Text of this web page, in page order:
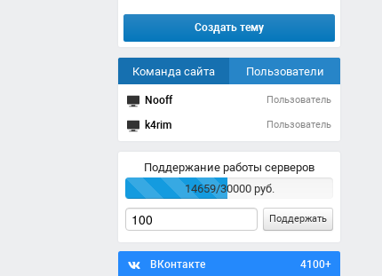
Создать тему
Команда сайта Пользователи
Nooff Пользователь
k4rim Пользователь
Поддержание работы серверов
14659/30000 руб.
Поддержать
ВКонтакте 4100+